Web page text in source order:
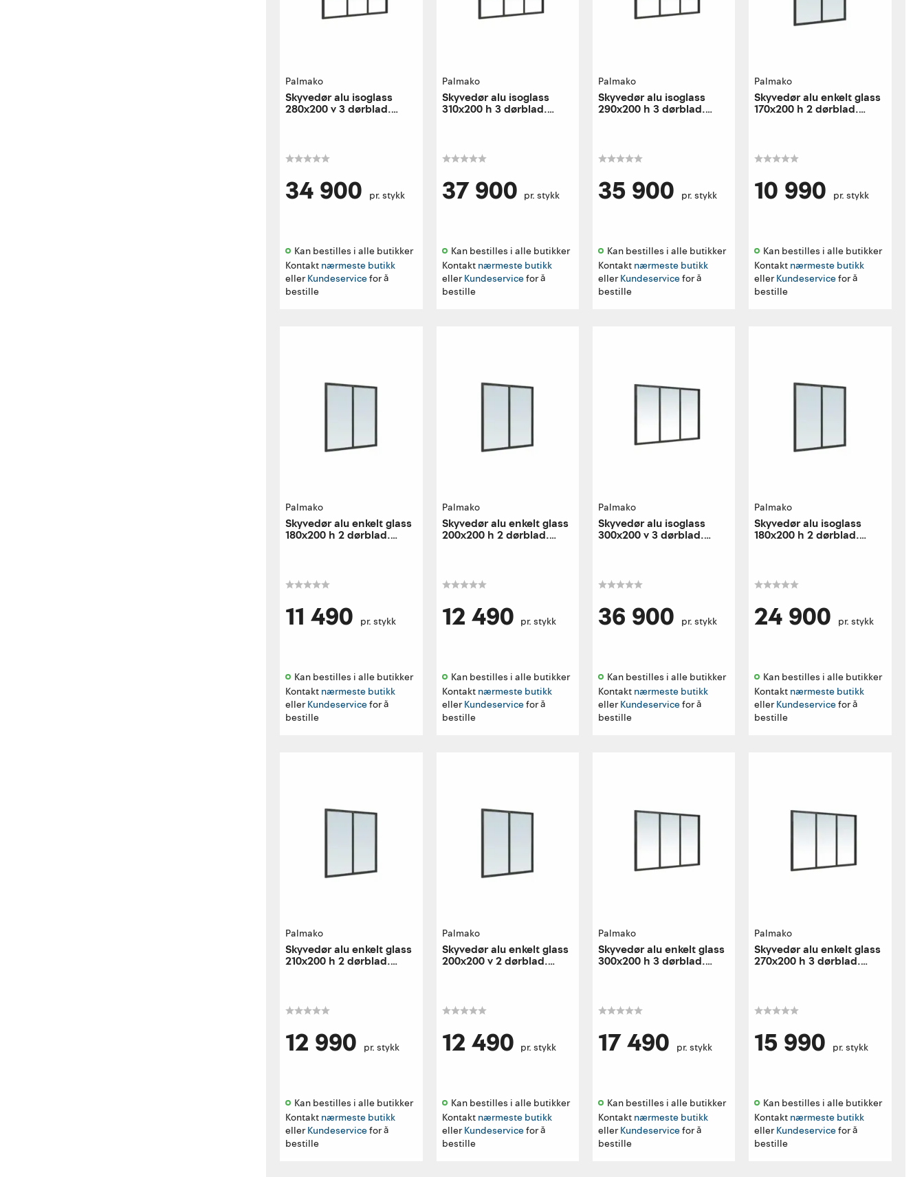
Palmako
Skyvedør alu isoglass
280x200 v 3 dørblad.
34 900 pr. stykk
Kan bestilles i alle butikker
Kontakt nærmeste butikk
ellerKundeservicefor å
bestille
Palmako
Skyvedør alu isoglass
310x200 h 3 dørblad.
37 900 pr. stykk
Kan bestilles i alle butikker
Kontakt nærmeste butikk
ellerKundeservicefor å
bestille
Palmako
Skyvedør alu isoglass
290x200 h 3 dørblad.
35 900 pr. stykk
Kan bestilles i alle butikker
Kontakt nærmeste butikk
ellerKundeservicefor å
bestille
Palmako
Skyvedør alu enkelt glass
170x200 h 2 dørblad.
10 990 pr. stykk
Kan bestilles i alle butikker
Kontakt nærmeste butikk
ellerKundeservicefor å
bestille
Palmako
Skyvedør alu enkelt glass
180x200 h 2 dørblad.
11 490 pr. stykk
Kan bestilles i alle butikker
Kontakt nærmeste butikk
ellerKundeservicefor å
bestille
Palmako
Skyvedør alu enkelt glass
200x200 h 2 dørblad.
12 490 pr. stykk
Kan bestilles i alle butikker
Kontakt nærmeste butikk
ellerKundeservicefor å
bestille
Palmako
Skyvedør alu isoglass
300x200 v 3 dørblad.
36 900 pr. stykk
Kan bestilles i alle butikker
Kontakt nærmeste butikk
ellerKundeservicefor å
bestille
Palmako
Skyvedør alu isoglass
180x200 h 2 dørblad.
24 900 pr. stykk
Kan bestilles i alle butikker
Kontakt nærmeste butikk
ellerKundeservicefor å
bestille
Palmako
Skyvedør alu enkelt glass
210x200 h 2 dørblad.
12 990 pr. stykk
Kan bestilles i alle butikker
Kontakt nærmeste butikk
ellerKundeservicefor å
bestille
Palmako
Skyvedør alu enkelt glass
200x200 v 2 dørblad.
12 490 pr. stykk
Kan bestilles i alle butikker
Kontakt nærmeste butikk
ellerKundeservicefor å
bestille
Palmako
Skyvedør alu enkelt glass
300x200 h 3 dørblad.
17 490 pr. stykk
Kan bestilles i alle butikker
Kontakt nærmeste butikk
ellerKundeservicefor å
bestille
Palmako
Skyvedør alu enkelt glass
270x200 h 3 dørblad.
15 990 pr. stykk
Kan bestilles i alle butikker
Kontakt nærmeste butikk
ellerKundeservicefor å
bestille